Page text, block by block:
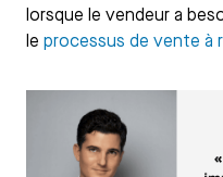
lorsque le vendeur a
le processus de vente à